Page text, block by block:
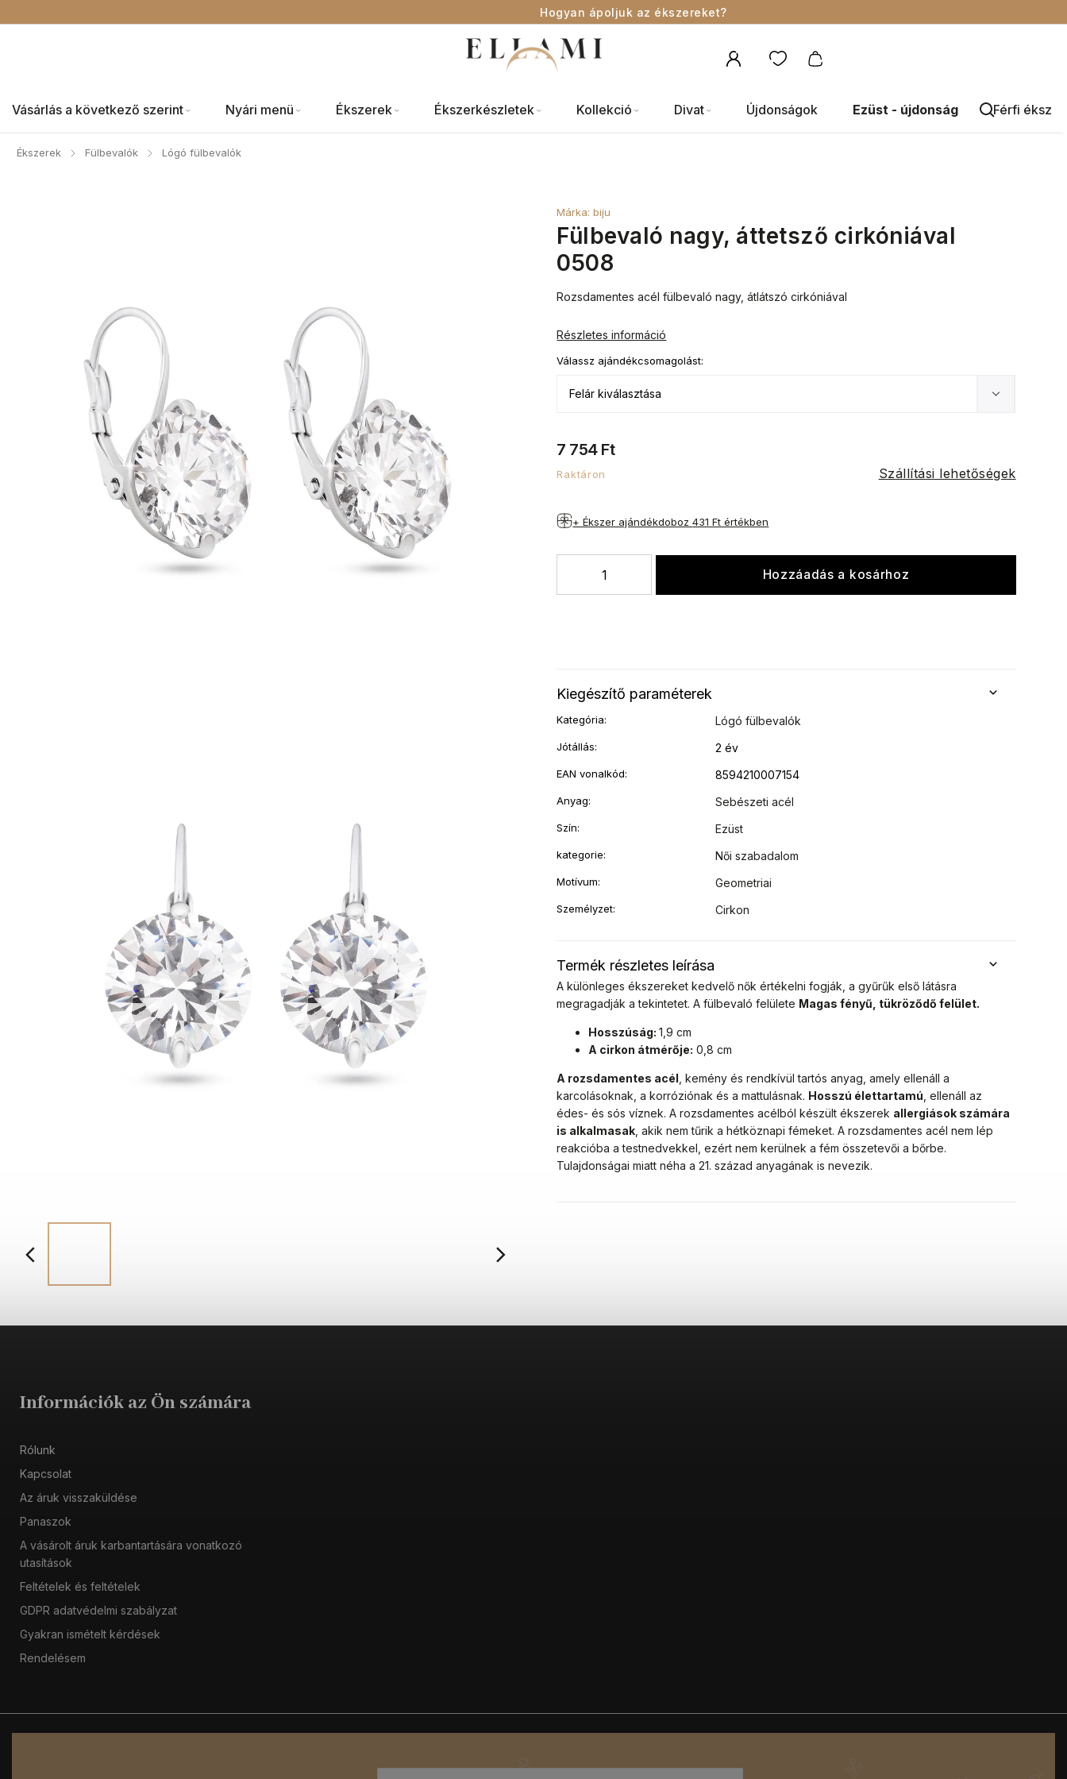
Hogyan ápoljuk az ékszereket?
Vásárlás a következő szerint Nyári menü Ékszerek Ékszerkészletek Kollekció Divat Újdonságok Ezüst - újdonság Férfi
Ékszerek / Fülbevalók / Lógó fülbevalók
Fülbevaló nagy, áttetsző cirkóniával
0508
Márka:biju
7 754 Ft
Raktáron Szállítási lehetőségek
Válassz ajándékcsomagolást:
Hozzáadás a kosárhoz
+ Ékszer ajándékdoboz431 Ft értékben
Rozsdamentes acél fülbevaló nagy, átlátszó cirkóniával
Részletes információ
Termék részletes leírása
A különleges ékszereket kedvelő nők értékelni fogják, a gyűrűk első látásra
megragadják a tekintetet. A fülbevaló felülete Magas fényű, tükröződő felület.
Hosszúság:1,9 cm
A cirkon átmérője: 0,8 cm
A rozsdamentes acél , kemény és rendkívül tartós anyag, amely ellenáll a
karcolásoknak, a korróziónak és a mattulásnak. Hosszú élettartamú , ellenáll az
édes- és sós víznek. A rozsdamentes acélból készült ékszerek allergiások számára
is alkalmasak , akik nem tűrik a hétköznapi fémeket. A rozsdamentes acél nem lép
reakcióba a testnedvekkel, ezért nem kerülnek a fém összetevői a bőrbe.
Tulajdonságai miatt néha a 21. század anyagának is nevezik.
Kiegészítő paraméterek
Kategória: Lógó fülbevalók
Jótállás: 2 év
EAN vonalkód: 8594210007154
Anyag: Sebészeti acél
Szín: Ezüst
kategorie: Női szabadalom
Motívum: Geometriai
Személyzet: Cirkon
Információk az Ön számára
Rólunk
Kapcsolat
Az áruk visszaküldése
Panaszok
A vásárolt áruk karbantartására vonatkozó
utasítások
Feltételek és feltételek
GDPR adatvédelmi szabályzat
Gyakran ismételt kérdések
Rendelésem